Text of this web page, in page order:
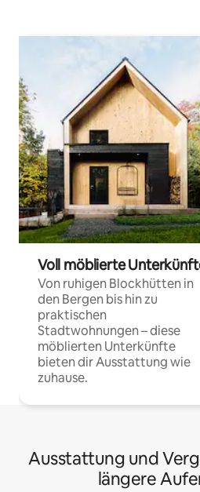
Voll möblierte
Von ruhigen Blockhütten in
den Bergen bis hin zu
praktischen
Stadtwohnungen – diese
möblierten Unterkünfte
bieten dir Ausstattung wie
zuhause.
Ausstattung und
längere